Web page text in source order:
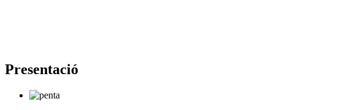
Presentació